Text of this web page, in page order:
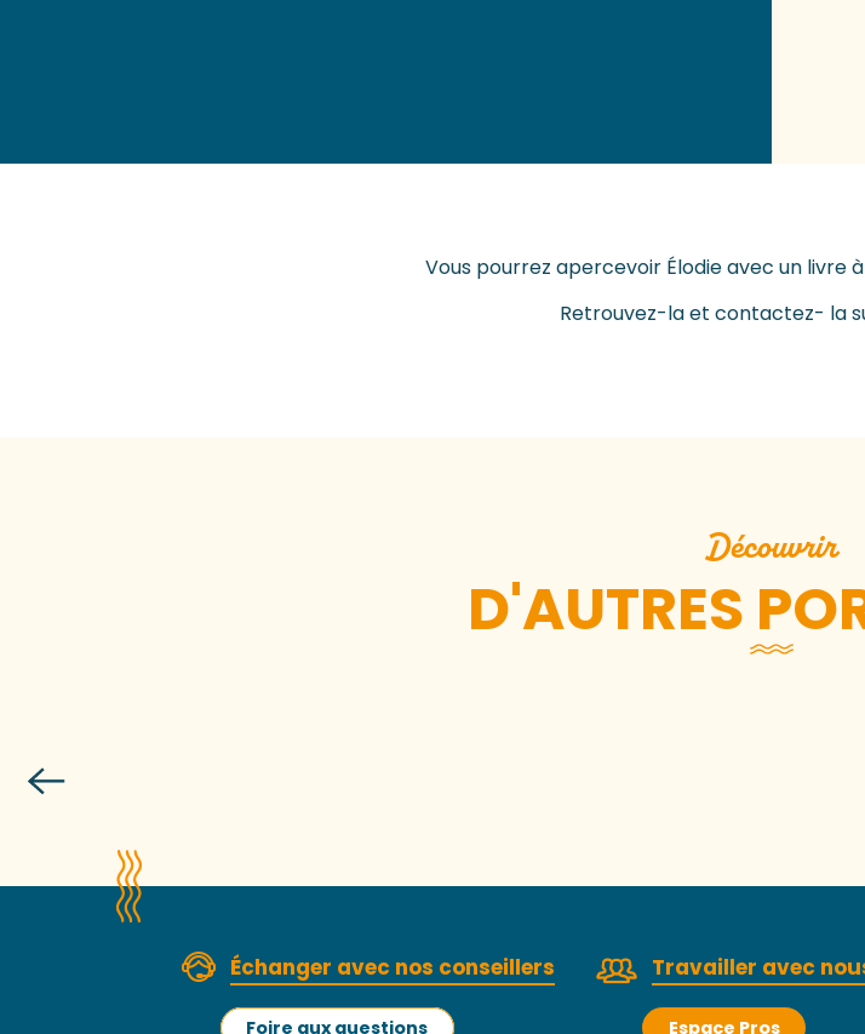
Vous pourrez apercevoir Élodie avec un livre
Retrouvez-la et contactez- la
Découvrir
D'AUTRES
Échanger avec nos conseillers
Foire aux questions
Travailler avec
Espace Pros